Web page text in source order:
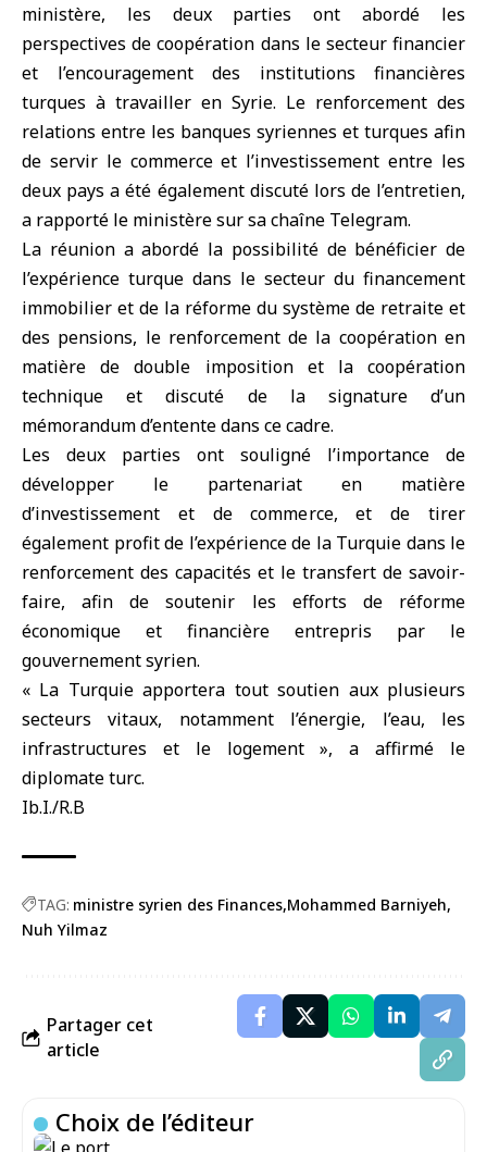
ministère, les deux parties ont abordé les
perspectives de coopération dans le secteur financier
et l’encouragement des institutions financières
turques à travailler en Syrie. Le renforcement des
relations entre les banques syriennes et turques afin
de servir le commerce et l’investissement entre les
deux pays a été également discuté lors de l’entretien,
a rapporté le ministère sur sa chaîne Telegram.
La réunion a abordé la possibilité de bénéficier de
l’expérience turque dans le secteur du financement
immobilier et de la réforme du système de retraite et
des pensions, le renforcement de la coopération en
matière de double imposition et la coopération
technique et discuté de la signature d’un
mémorandum d’entente dans ce cadre.
Les deux parties ont souligné l’importance de
développer le partenariat en matière
d’investissement et de commerce, et de tirer
également profit de l’expérience de la Turquie dans le
renforcement des capacités et le transfert de savoir-
faire, afin de soutenir les efforts de réforme
économique et financière entrepris par le
gouvernement syrien.
« La Turquie apportera tout soutien aux plusieurs
secteurs vitaux, notamment l’énergie, l’eau, les
infrastructures et le logement », a affirmé le
diplomate turc.
Ib.I./R.B
TAG: ministre syrien des Finances Mohammed Barniyeh
Nuh Yilmaz
Partager cet
article
Choix de l’éditeur